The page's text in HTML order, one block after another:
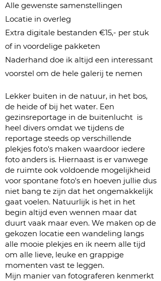
Alle gewenste samenstellingen
Locatie in overleg
Extra digitale bestanden €15,- per stuk
of in voordelige pakketen
Naderhand doe ik altijd een interessant
voorstel om de hele galerij te nemen
Lekker buiten in de natuur, in het bos,
de heide of bij het water. Een
gezinsreportage in de buitenlucht is
heel divers omdat we tijdens de
reportage steeds op verschillende
plekjes foto's maken waardoor iedere
foto anders is. Hiernaast is er vanwege
de ruimte ook voldoende mogelijkheid
voor spontane foto's en hoeven jullie dus
niet bang te zijn dat het ongemakkelijk
gaat voelen. Natuurlijk is het in het
begin altijd even wennen maar dat
duurt vaak maar even. We maken op de
gekozen locatie een wandeling langs
alle mooie plekjes en ik neem alle tijd
om alle lieve, leuke en grappige
momenten vast te leggen.
Mijn manier van fotograferen kenmerkt